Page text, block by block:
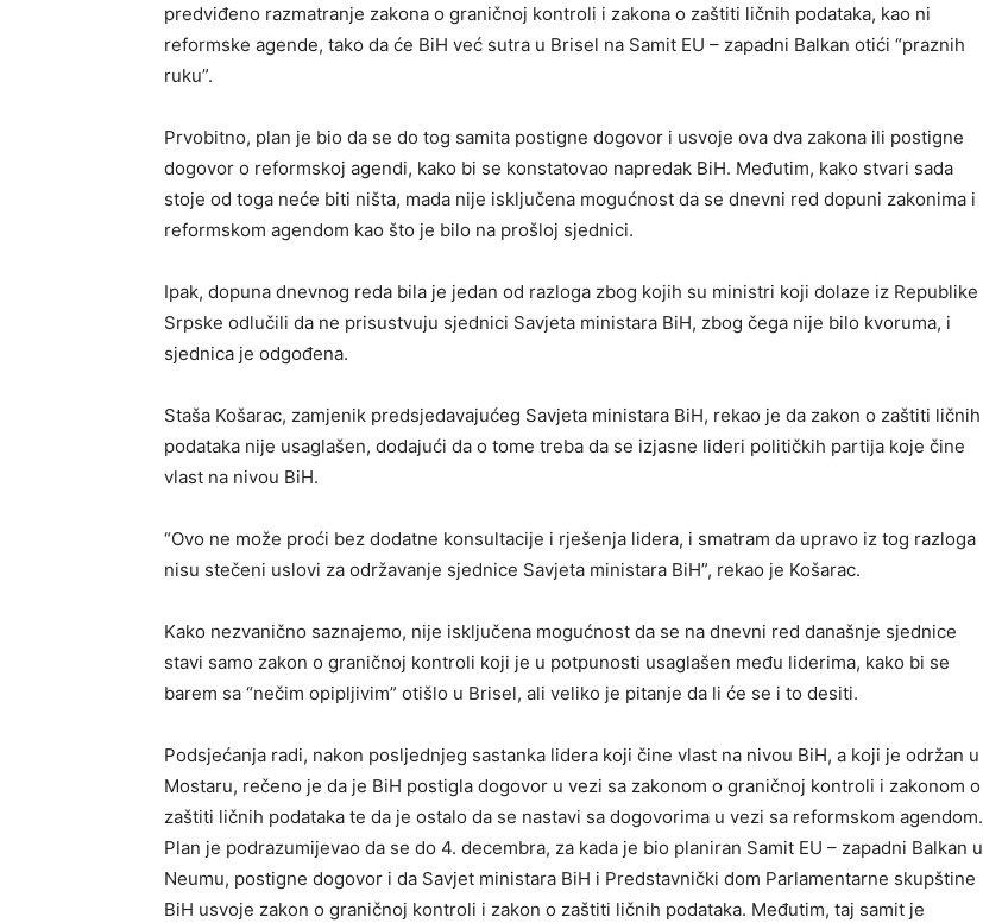
predviđeno razmatranje zakona o graničnoj kontroli i zakona o zaštiti ličnih podataka, kao ni
reformske agende, tako da će BiH već sutra u Brisel na Samit EU – zapadni Balkan otići “praznih
ruku”.
Prvobitno, plan je bio da se do tog samita postigne dogovor i usvoje ova dva zakona ili postigne
dogovor o reformskoj agendi, kako bi se konstatovao napredak BiH. Međutim, kako stvari sada
stoje od toga neće biti ništa, mada nije isključena mogućnost da se dnevni red dopuni zakonima i
reformskom agendom kao što je bilo na prošloj sjednici.
Ipak, dopuna dnevnog reda bila je jedan od razloga zbog kojih su ministri koji dolaze iz Republike
Srpske odlučili da ne prisustvuju sjednici Savjeta ministara BiH, zbog čega nije bilo kvoruma, i
sjednica je odgođena.
Staša Košarac, zamjenik predsjedavajućeg Savjeta ministara BiH, rekao je da zakon o zaštiti ličnih
podataka nije usaglašen, dodajući da o tome treba da se izjasne lideri političkih partija koje čine
vlast na nivou BiH.
“Ovo ne može proći bez dodatne konsultacije i rješenja lidera, i smatram da upravo iz tog razloga
nisu stečeni uslovi za održavanje sjednice Savjeta ministara BiH”, rekao je Košarac.
Kako nezvanično saznajemo, nije isključena mogućnost da se na dnevni red današnje sjednice
stavi samo zakon o graničnoj kontroli koji je u potpunosti usaglašen među liderima, kako bi se
barem sa “nečim opipljivim” otišlo u Brisel, ali veliko je pitanje da li će se i to desiti.
Podsjećanja radi, nakon posljednjeg sastanka lidera koji čine vlast na nivou BiH, a koji je održan u
Mostaru, rečeno je da je BiH postigla dogovor u vezi sa zakonom o graničnoj kontroli i zakonom o
zaštiti ličnih podataka te da je ostalo da se nastavi sa dogovorima u vezi sa reformskom agendom.
Plan je podrazumijevao da se do 4. decembra, za kada je bio planiran Samit EU – zapadni Balkan u
Neumu, postigne dogovor i da Savjet ministara BiH i Predstavnički dom Parlamentarne skupštine
BiH usvoje zakon o graničnoj kontroli i zakon o zaštiti ličnih podataka. Međutim, taj samit je